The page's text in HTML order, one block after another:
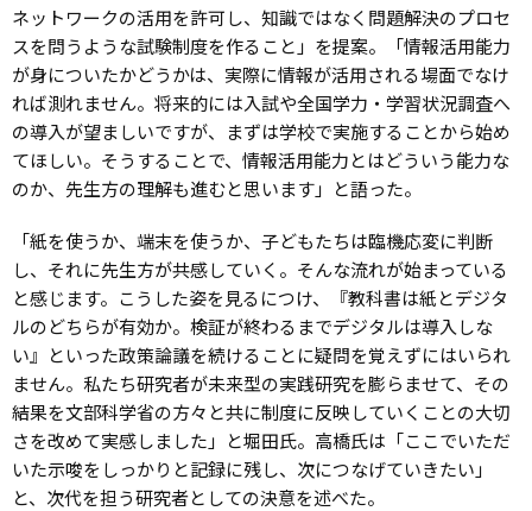
ネットワークの活用を許可し、知識ではなく問題解決のプロセ
スを問うような試験制度を作ること」を提案。「情報活用能力
が身についたかどうかは、実際に情報が活用される場面でなけ
れば測れません。将来的には入試や全国学力・学習状況調査へ
の導入が望ましいですが、まずは学校で実施することから始め
てほしい。そうすることで、情報活用能力とはどういう能力な
のか、先生方の理解も進むと思います」と語った。
「紙を使うか、端末を使うか、子どもたちは臨機応変に判断
し、それに先生方が共感していく。そんな流れが始まっている
と感じます。こうした姿を見るにつけ、『教科書は紙とデジタ
ルのどちらが有効か。検証が終わるまでデジタルは導入しな
い』といった政策論議を続けることに疑問を覚えずにはいられ
ません。私たち研究者が未来型の実践研究を膨らませて、その
結果を文部科学省の方々と共に制度に反映していくことの大切
さを改めて実感しました」と堀田氏。高橋氏は「ここでいただ
いた示唆をしっかりと記録に残し、次につなげていきたい」
と、次代を担う研究者としての決意を述べた。